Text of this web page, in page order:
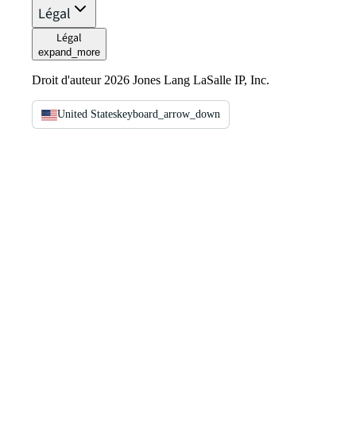
Légal
Légal
expand_more
Droit d'auteur 2026 Jones Lang LaSalle IP, Inc.
United Stateskeyboard_arrow_down